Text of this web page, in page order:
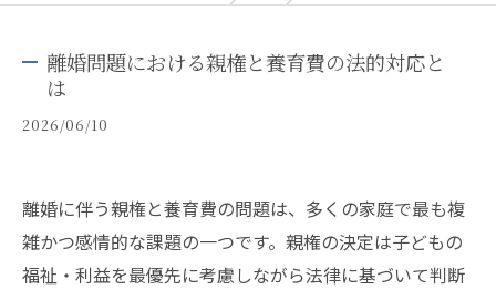
離婚問題における親権と養育費の法的対応と
は
2026/06/10
離婚に伴う親権と養育費の問題は、多くの家庭で最も複
雑かつ感情的な課題の一つです。親権の決定は子どもの
福祉・利益を最優先に考慮しながら法律に基づいて判断